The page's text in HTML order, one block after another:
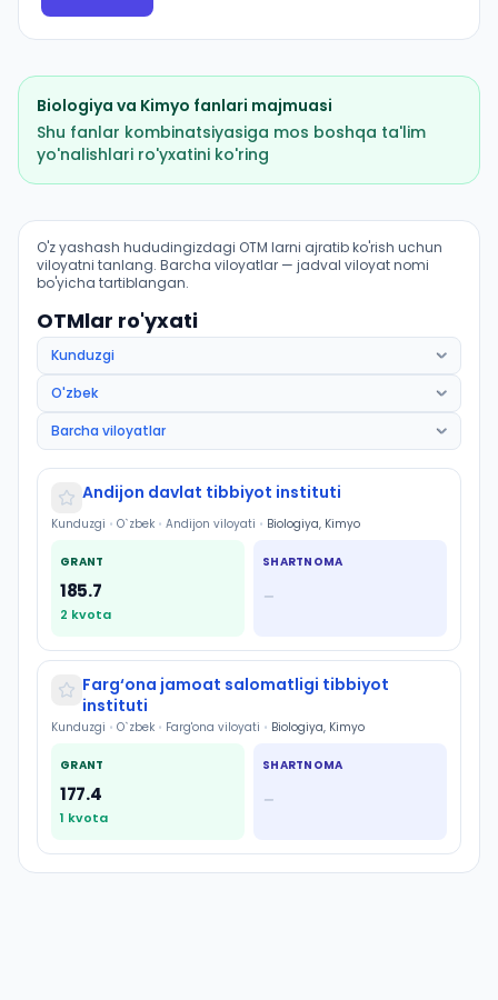
Biologiya va Kimyo fanlari majmuasi
Shu fanlar kombinatsiyasiga mos boshqa ta'lim
yo'nalishlari ro'yxatini ko'ring
Davolash ishi (Furqat tumani): OTM lar bo'yicha
O'z yashash hududingizdagi OTM larni ajratib ko'rish uchun
viloyatni tanlang. Barcha viloyatlar — jadval viloyat nomi
bo'yicha tartiblangan.
OTMlar ro'yxati
Andijon davlat tibbiyot instituti
Kunduzgi • O`zbek • Andijon viloyati • Biologiya, Kimyo
GRANT
185.7
2 kvota
SHARTNOMA
—
Farg‘ona jamoat salomatligi tibbiyot
instituti
Kunduzgi • O`zbek • Farg'ona viloyati • Biologiya, Kimyo
GRANT
177.4
1 kvota
SHARTNOMA
—